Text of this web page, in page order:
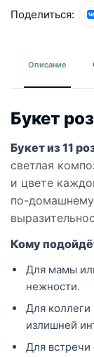
Поделиться:
Описание
Букет
Букет из 11
светлая
и цвете
по-
Кому
Для мамы
нежности.
Для
излишней
Для